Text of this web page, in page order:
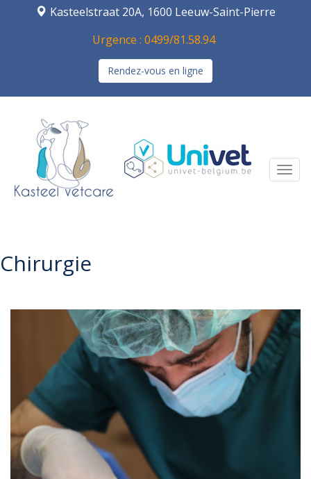
Kasteelstraat 20A, 1600 Leeuw-Saint-Pierre
Urgence : 0499/81.58.94
Rendez-vous en ligne
Chirurgie